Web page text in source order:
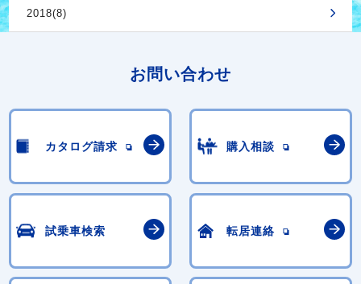
2018(8)
お問い合わせ
カタログ請求 購入相談
試乗車検索 転居連絡